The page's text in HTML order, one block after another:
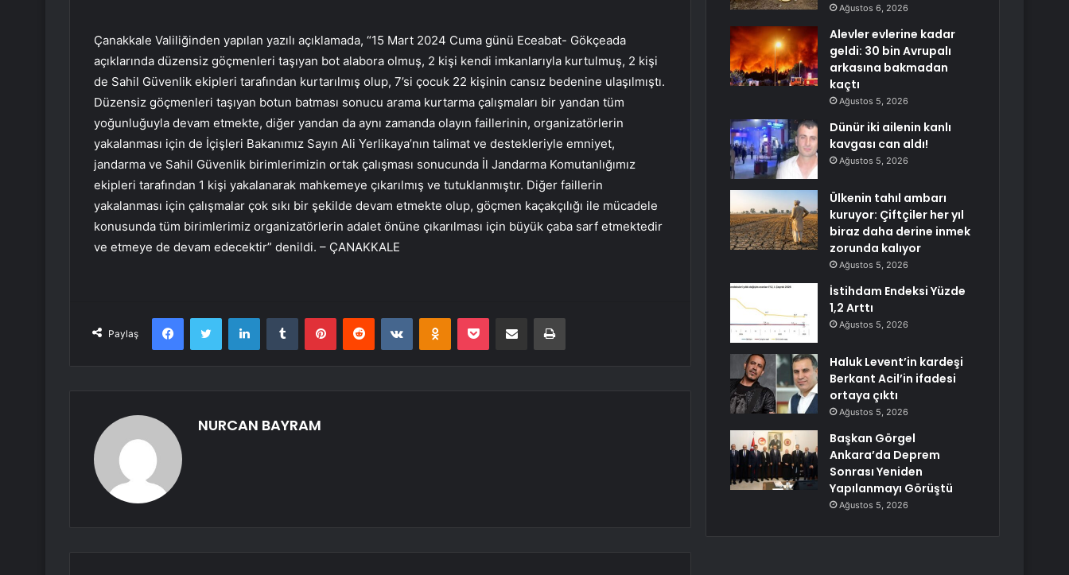
Çanakkale Valiliğinden yapılan yazılı açıklamada, “15 Mart 2024 Cuma günü Eceabat- Gökçeada
açıklarında düzensiz göçmenleri taşıyan bot alabora olmuş, 2 kişi kendi imkanlarıyla kurtulmuş, 2 kişi
de Sahil Güvenlik ekipleri tarafından kurtarılmış olup, 7’si çocuk 22 kişinin cansız bedenine ulaşılmıştı.
Düzensiz göçmenleri taşıyan botun batması sonucu arama kurtarma çalışmaları bir yandan tüm
yoğunluğuyla devam etmekte, diğer yandan da aynı zamanda olayın faillerinin, organizatörlerin
yakalanması için de İçişleri Bakanımız Sayın Ali Yerlikaya’nın talimat ve destekleriyle emniyet,
jandarma ve Sahil Güvenlik birimlerimizin ortak çalışması sonucunda İl Jandarma Komutanlığımız
ekipleri tarafından 1 kişi yakalanarak mahkemeye çıkarılmış ve tutuklanmıştır. Diğer faillerin
yakalanması için çalışmalar çok sıkı bir şekilde devam etmekte olup, göçmen kaçakçılığı ile mücadele
konusunda tüm birimlerimiz organizatörlerin adalet önüne çıkarılması için büyük çaba sarf etmektedir
ve etmeye de devam edecektir” denildi. – ÇANAKKALE
Paylaş
FacebookTwitter LinkedInTumblr PinterestReddit VKontakteOdnoklassniki
Pocket E-Posta ile paylaş Yazdır
NURCAN BAYRAM
Ağustos 6, 2026
Alevler evlerine kadar
geldi: 30 bin Avrupalı
arkasına bakmadan
kaçtı
Ağustos 5, 2026
Dünür iki ailenin kanlı
kavgası can aldı!
Ağustos 5, 2026
Ülkenin tahıl ambarı
kuruyor: Çiftçiler her yıl
biraz daha derine inmek
zorunda kalıyor
Ağustos 5, 2026
İstihdam Endeksi Yüzde
1,2 Arttı
Ağustos 5, 2026
Haluk Levent’in kardeşi
Berkant Acil’in ifadesi
ortaya çıktı
Ağustos 5, 2026
Başkan Görgel
Ankara’da Deprem
Sonrası Yeniden
Yapılanmayı Görüştü
Ağustos 5, 2026